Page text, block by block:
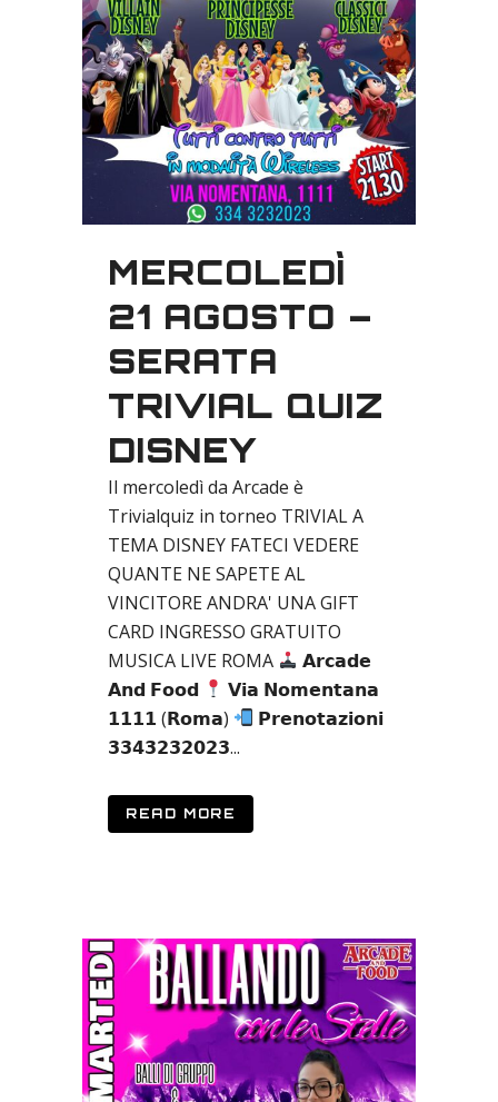
MERCOLEDÌ
21 AGOSTO –
SERATA
TRIVIAL QUIZ
DISNEY
Il mercoledì da Arcade è
Trivialquiz in torneo TRIVIAL A
TEMA DISNEY FATECI VEDERE
QUANTE NE SAPETE AL
VINCITORE ANDRA' UNA GIFT
CARD INGRESSO GRATUITO
MUSICA LIVE ROMA
𝗔𝗿𝗰𝗮𝗱𝗲
𝗔𝗻𝗱 𝗙𝗼𝗼𝗱
𝗩𝗶𝗮 𝗡𝗼𝗺𝗲𝗻𝘁𝗮𝗻𝗮
𝟭𝟭𝟭𝟭 (𝗥𝗼𝗺𝗮)
𝗣𝗿𝗲𝗻𝗼𝘁𝗮𝘇𝗶𝗼𝗻𝗶
𝟯𝟯𝟰𝟯𝟮𝟯𝟮𝟬𝟮𝟯...
READ MORE